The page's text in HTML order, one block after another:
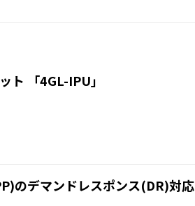
ト 「4GL-IPU」
のデマンドレスポンス(DR)対応